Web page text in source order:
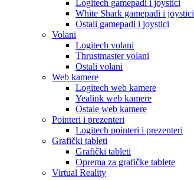
Logitech gamepadi i joystici
White Shark gamepadi i joystici
Ostali gamepadi i joystici
Volani
Logitech volani
Thrustmaster volani
Ostali volani
Web kamere
Logitech web kamere
Yealink web kamere
Ostale web kamere
Pointeri i prezenteri
Logitech pointeri i prezenteri
Grafički tableti
Grafički tableti
Oprema za grafičke tablete
Virtual Reality